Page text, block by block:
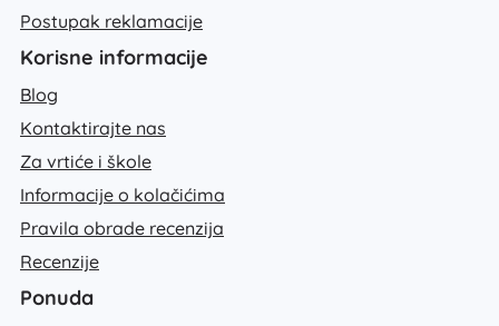
Postupak reklamacije
Korisne informacije
Blog
Kontaktirajte nas
Za vrtiće i škole
Informacije o kolačićima
Pravila obrade recenzija
Recenzije
Ponuda